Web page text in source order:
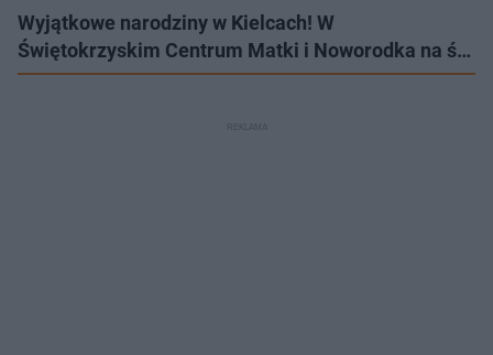
Wyjątkowe narodziny w Kielcach! W
Świętokrzyskim Centrum Matki i Noworodka na ś…